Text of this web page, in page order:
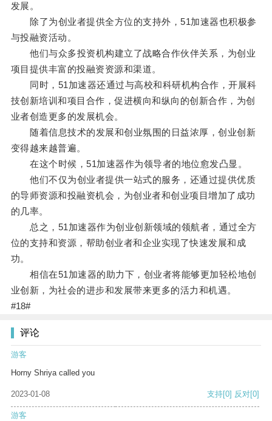
发展。
除了为创业者提供全方位的支持外，51加速器也积极参
与投融资活动。
他们与众多投资机构建立了战略合作伙伴关系，为创业
项目提供丰富的投融资资源和渠道。
同时，51加速器还通过与高校和科研机构合作，开展科
技创新培训和项目合作，促进横向和纵向的创新合作，为创
业者创造更多的发展机会。
随着信息技术的发展和创业氛围的日益浓厚，创业创新
变得越来越普遍。
在这个时候，51加速器作为领导者的地位愈发凸显。
他们不仅为创业者提供一站式的服务，还通过提供优质
的导师资源和投融资机会，为创业者和创业项目增加了成功
的几率。
总之，51加速器作为创业创新领域的领航者，通过全方
位的支持和资源，帮助创业者和企业实现了快速发展和成
功。
相信在51加速器的助力下，创业者将能够更加轻松地创
业创新，为社会的进步和发展带来更多的活力和机遇。
#18#
评论
游客
Horny Shriya called you
2023-01-08 支持[0] 反对[0]
游客